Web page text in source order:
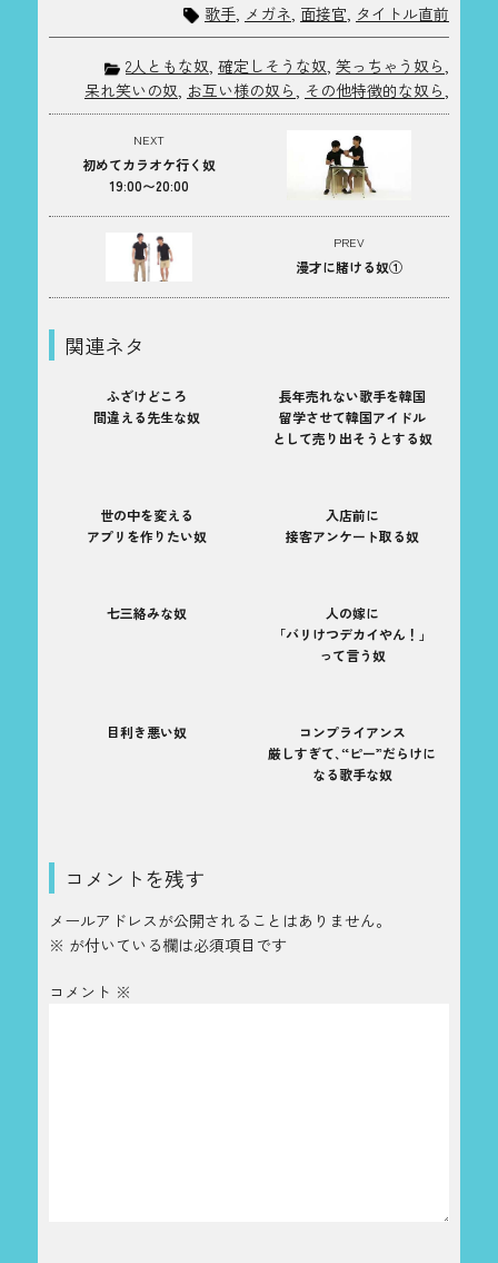
歌手 メガネ 面接官 タイトル直前
2人ともな奴, 確定しそうな奴, 笑っちゃう奴ら,
呆れ笑いの奴, お互い様の奴ら, その他特徴的な奴ら,
PREV
漫才に賭ける奴①
NEXT
初めてカラオケ行く奴
19:00〜20:00
関連ネタ
ふざけどころ
間違える先生な奴
長年売れない歌手を韓国
留学させて韓国アイドル
として売り出そうとする奴
世の中を変える
アプリを作りたい奴
入店前に
接客アンケート取る奴
七三絡みな奴
人の嫁に
「バリけつデカイやん！」
って言う奴
目利き悪い奴
コンプライアンス
厳しすぎて､“ピー”だらけに
なる歌手な奴
コメントを残す
メールアドレスが公開されることはありません。
※ が付いている欄は必須項目です
コメント ※